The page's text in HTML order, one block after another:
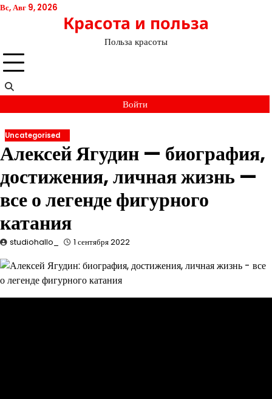
Перейти
Вс, Авг 9, 2026
Красота и польза
Польза красоты
Войти
Uncategorised
Алексей Ягудин — биография,
достижения, личная жизнь —
все о легенде фигурного
катания
studiohallo_ 1 сентября 2022